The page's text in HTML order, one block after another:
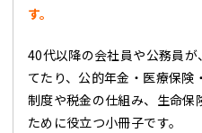
す。
40代以降の会社員や公務員
てたり、公的年金・医療保険
制度や税金の仕組み、生命保
ために役立つ小冊子です。